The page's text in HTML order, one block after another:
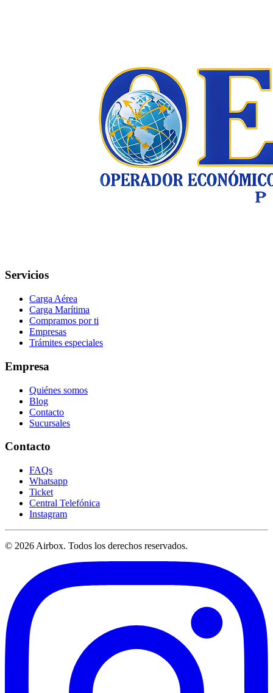
Servicios
Carga Aérea
Carga Marítima
Compramos por ti
Empresas
Trámites especiales
Empresa
Quiénes somos
Blog
Contacto
Sucursales
Contacto
FAQs
Whatsapp
Ticket
Central Telefónica
Instagram
© 2026 Airbox. Todos los derechos reservados.